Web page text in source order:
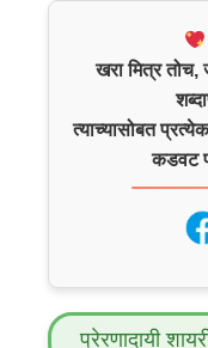
खरा मित्र तोच,
त्याच्यासोबत
कडवट
प्रेरणादायी